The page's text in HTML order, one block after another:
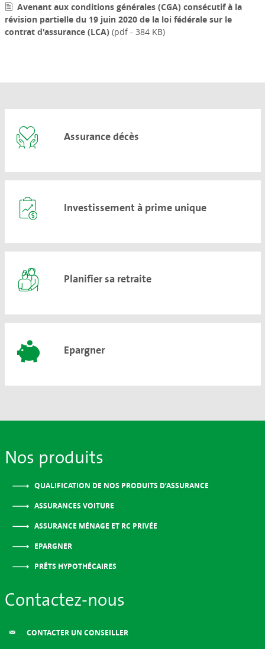
Avenant aux conditions générales (CGA) consécutif à la
révision partielle du 19 juin 2020 de la loi fédérale sur le
contrat d'assurance (LCA) (pdf - 384 KB)
Assurance décès
Investissement à prime unique
Planifier sa retraite
Epargner
Nos produits
QUALIFICATION DE NOS PRODUITS D’ASSURANCE
ASSURANCES VOITURE
ASSURANCE MÉNAGE ET RC PRIVÉE
EPARGNER
PRÊTS HYPOTHÉCAIRES
Contactez-nous
CONTACTER UN CONSEILLER